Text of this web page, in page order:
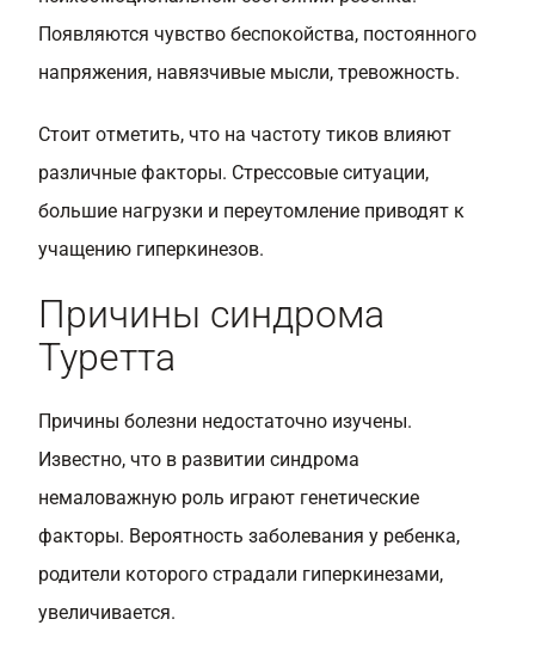
Появляются чувство беспокойства, постоянного
напряжения, навязчивые мысли, тревожность.
Стоит отметить, что на частоту тиков влияют
различные факторы. Стрессовые ситуации,
большие нагрузки и переутомление приводят к
учащению гиперкинезов.
Причины синдрома
Туретта
Причины болезни недостаточно изучены.
Известно, что в развитии синдрома
немаловажную роль играют генетические
факторы. Вероятность заболевания у ребенка,
родители которого страдали гиперкинезами,
увеличивается.